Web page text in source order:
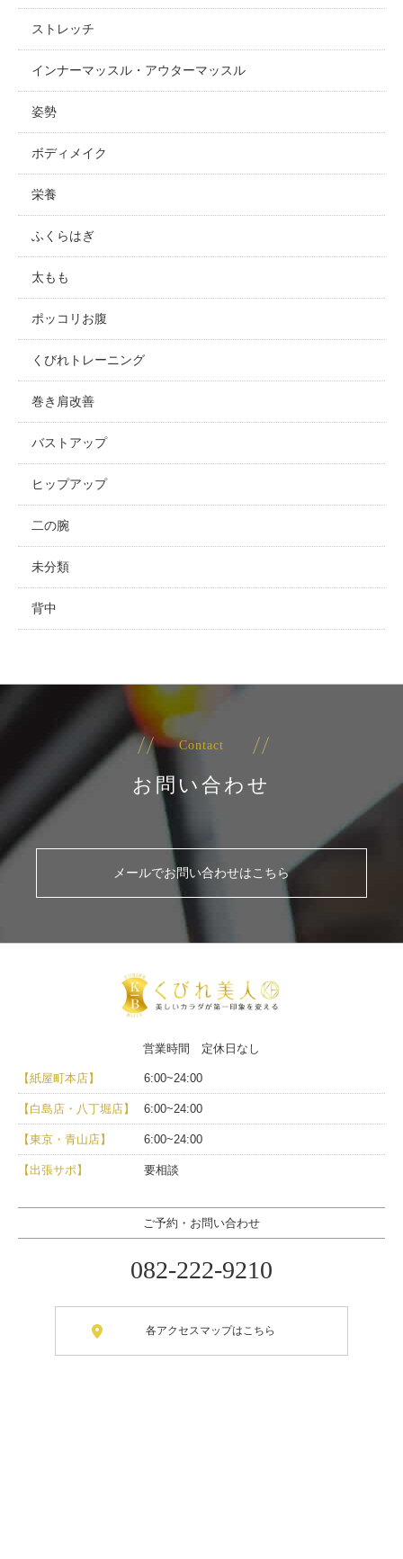
ストレッチ
インナーマッスル・アウターマッスル
姿勢
ボディメイク
栄養
ふくらはぎ
太もも
ポッコリお腹
くびれトレーニング
巻き肩改善
バストアップ
ヒップアップ
二の腕
未分類
背中
Contact
お問い合わせ
メールでお問い合わせはこちら
営業時間 定休日なし
【紙屋町本店】 6:00~24:00
【白島店・八丁堀店】 6:00~24:00
【東京・青山店】 6:00~24:00
【出張サポ】 要相談
ご予約・お問い合わせ
082-222-9210
各アクセスマップはこちら